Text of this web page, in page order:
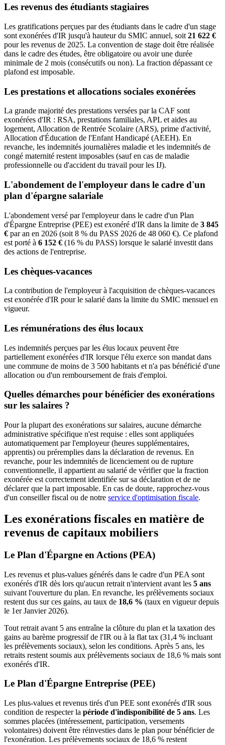
Les revenus des étudiants stagiaires
Les gratifications perçues par des étudiants dans le cadre d'un stage
sont exonérées d'IR jusqu'à hauteur du SMIC annuel, soit 21 622 €
pour les revenus de 2025. La convention de stage doit être réalisée
dans le cadre des études, être obligatoire ou avoir une durée
minimale de 2 mois (consécutifs ou non). La fraction dépassant ce
plafond est imposable.
Les prestations et allocations sociales exonérées
La grande majorité des prestations versées par la CAF sont
exonérées d'IR : RSA, prestations familiales, APL et aides au
logement, Allocation de Rentrée Scolaire (ARS), prime d'activité,
Allocation d'Éducation de l'Enfant Handicapé (AEEH). En
revanche, les indemnités journalières maladie et les indemnités de
congé maternité restent imposables (sauf en cas de maladie
professionnelle ou d'accident du travail pour les IJ).
L'abondement de l'employeur dans le cadre d'un
plan d'épargne salariale
L'abondement versé par l'employeur dans le cadre d'un Plan
d'Épargne Entreprise (PEE) est exonéré d'IR dans la limite de 3 845
€ par an en 2026 (soit 8 % du PASS 2026 de 48 060 €). Ce plafond
est porté à 6 152 € (16 % du PASS) lorsque le salarié investit dans
des actions de l'entreprise.
Les chèques-vacances
La contribution de l'employeur à l'acquisition de chèques-vacances
est exonérée d'IR pour le salarié dans la limite du SMIC mensuel en
vigueur.
Les rémunérations des élus locaux
Les indemnités perçues par les élus locaux peuvent être
partiellement exonérées d'IR lorsque l'élu exerce son mandat dans
une commune de moins de 3 500 habitants et n'a pas bénéficié d'une
allocation ou d'un remboursement de frais d'emploi.
Quelles démarches pour bénéficier des exonérations
sur les salaires ?
Pour la plupart des exonérations sur salaires, aucune démarche
administrative spécifique n'est requise : elles sont appliquées
automatiquement par l'employeur (heures supplémentaires,
apprentis) ou préremplies dans la déclaration de revenus. En
revanche, pour les indemnités de licenciement ou de rupture
conventionnelle, il appartient au salarié de vérifier que la fraction
exonérée est correctement identifiée sur sa déclaration et de ne
déclarer que la part imposable. En cas de doute, rapprochez-vous
d'un conseiller fiscal ou de notre service d'optimisation fiscale.
Les exonérations fiscales en matière de
revenus de capitaux mobiliers
Le Plan d'Épargne en Actions (PEA)
Les revenus et plus-values générés dans le cadre d'un PEA sont
exonérés d'IR dès lors qu'aucun retrait n'intervient avant les 5 ans
suivant l'ouverture du plan. En revanche, les prélèvements sociaux
restent dus sur ces gains, au taux de 18,6 % (taux en vigueur depuis
le 1er Janvier 2026).
Tout retrait avant 5 ans entraîne la clôture du plan et la taxation des
gains au barème progressif de l'IR ou à la flat tax (31,4 % incluant
les prélèvements sociaux), selon les conditions. Après 5 ans, les
retraits restent soumis aux prélèvements sociaux de 18,6 % mais sont
exonérés d'IR.
Le Plan d'Épargne Entreprise (PEE)
Les plus-values et revenus tirés d'un PEE sont exonérés d'IR sous
condition de respecter la période d'indisponibilité de 5 ans. Les
sommes placées (intéressement, participation, versements
volontaires) doivent être réinvesties dans le plan pour bénéficier de
l'exonération. Les prélèvements sociaux de 18,6 % restent